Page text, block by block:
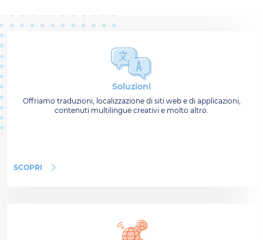
Soluzioni
Offriamo traduzioni, localizzazione di siti web e di applicazioni,
contenuti multilingue creativi e molto altro.
SCOPRI